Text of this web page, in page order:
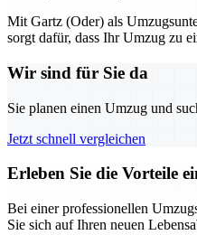
Mit Gartz (Oder) als
sorgt dafür, dass Ihr Umzug zu
Wir sind für Sie da
Sie planen einen Umzug und
Jetzt schnell vergleichen
Erleben Sie die Vorteile
Bei einer professionellen
Sie sich auf Ihren neuen